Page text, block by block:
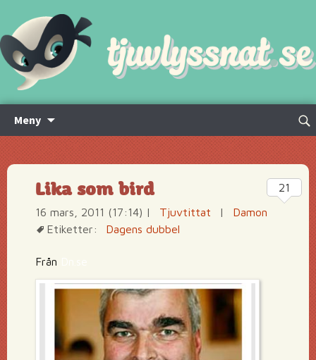
Meny
innehåll
Sök
Lika som bird
16 mars, 2011 (17:14) | Tjuvtittat |
Damon
Etiketter:
Dagens dubbel
Från
21